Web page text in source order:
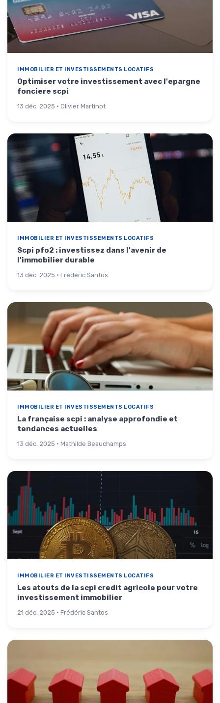
IMMOBILIER ET INVESTISSEMENTS LOCATIFS
Optimiser votre investissement avec l'epargne
fonciere scpi
13 déc. 2025 · Olivier Martinot
IMMOBILIER ET INVESTISSEMENTS LOCATIFS
Scpi pfo2 : investissez dans l'avenir de
l'immobilier durable
13 déc. 2025 · Frédéric Santos
IMMOBILIER ET INVESTISSEMENTS LOCATIFS
La française scpi : analyse approfondie et
tendances actuelles
13 déc. 2025 · Mathilde Beauchamps
IMMOBILIER ET INVESTISSEMENTS LOCATIFS
Les atouts de la scpi credit agricole pour votre
investissement immobilier
21 déc. 2025 · Frédéric Santos